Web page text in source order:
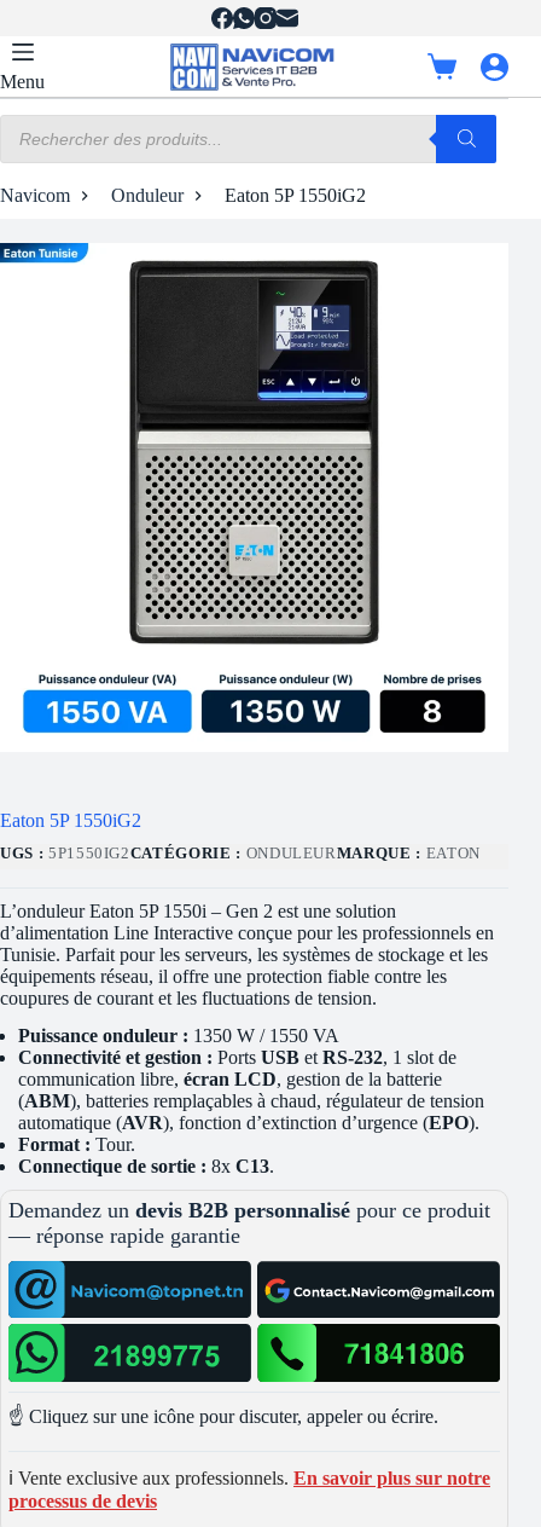
contenu
Menu
Panier
d’achat
produits
Navicom Onduleur Eaton 5P 1550iG2
Eaton 5P 1550iG2
UGS : 5P1550IG2CATÉGORIE : ONDULEURMARQUE : EATON
L’onduleur Eaton 5P 1550i – Gen 2 est une solution
d’alimentation Line Interactive conçue pour les professionnels en
Tunisie. Parfait pour les serveurs, les systèmes de stockage et les
équipements réseau, il offre une protection fiable contre les
coupures de courant et les fluctuations de tension.
Puissance onduleur : 1350 W / 1550 VA
Connectivité et gestion : Ports USB et RS-232, 1 slot de
communication libre, écran LCD, gestion de la batterie
(ABM), batteries remplaçables à chaud, régulateur de tension
automatique (AVR), fonction d’extinction d’urgence (EPO).
Format : Tour.
Connectique de sortie : 8x C13.
Demandez un devis B2B personnalisé pour ce produit
— réponse rapide garantie
☝️ Cliquez sur une icône pour discuter, appeler ou écrire.
ℹ️ Vente exclusive aux professionnels. En savoir plus sur notre
processus de devis